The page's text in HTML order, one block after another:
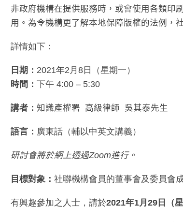
非政府機構在提供服務時，或會使用各類印
用。為令機構更了解本地保障版權的法例，
詳情如下：
日期： 2021年2月8日（星期一）
時間： 下午 4:00 – 5:30
講者： 知識產權署 高級律師 吳其泰先生
語言： 廣東話（輔以中英文講義）
研討會將於網上透過Zoom進行。
目標對象： 社聯機構會員的董事會及委員會
有興趣參加之人士，請於2021年1月29日（